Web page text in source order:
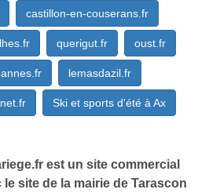
castillon-en-couserans.fr
querigut.fr oust.fr
lemasdazil.fr
Ski et sports d'été à Ax
est un site commercial
site de la mairie de Tarascon